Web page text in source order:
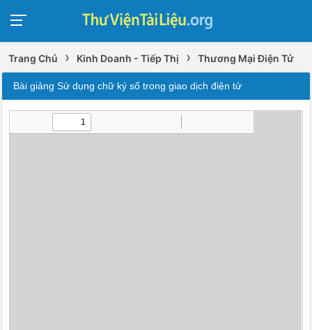
Trang Chủ › Kinh Doanh - Tiếp Thị › Thương Mại Điện Tử
Bài giảng Sử dụng chữ ký số trong giao dịch điện tử